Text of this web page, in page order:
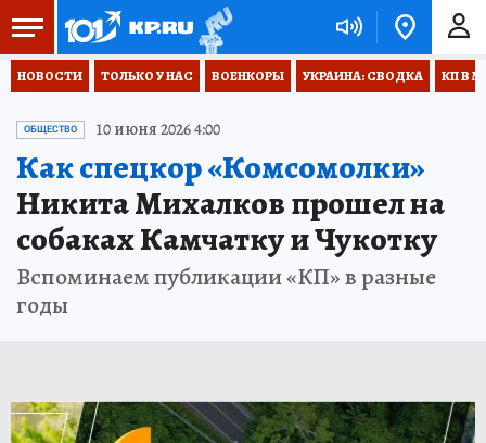
НОВОСТИ ТОЛЬКО У НАС ВОЕНКОРЫ УКРАИНА: СВОДКА КП В
ОБЩЕСТВО 10 июня 2026 4:00
Как спецкор «Комсомолки»
Никита Михалков прошел на
собаках Камчатку и Чукотку
Вспоминаем публикации «КП» в разные
годы